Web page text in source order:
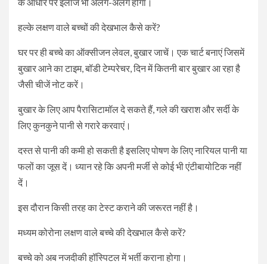
के आधार पर इलाज भी अलग-अलग होगा।
हल्के लक्षण वाले बच्चों की देखभाल कैसे करें?
घर पर ही बच्चे का ऑक्सीजन लेवल, बुखार जाचें। एक चार्ट बनाएं जिसमें
बुखार आने का टाइम, बॉडी टेम्परेचर, दिन में कितनी बार बुखार आ रहा है
जैसी चीजें नोट करें।
बुखार के लिए आप पैरासिटामॉल दे सकते हैं, गले की खराश और सर्दी के
लिए कुनकुने पानी से गरारे करवाएं।
दस्त से पानी की कमी हो सकती है इसलिए पोषण के लिए नारियल पानी या
फलों का जूस दें। ध्यान रहे कि अपनी मर्जी से कोई भी एंटीबायोटिक नहीं
दें।
इस दौरान किसी तरह का टेस्ट कराने की जरूरत नहीं है।
मध्यम कोरोना लक्षण वाले बच्चे की देखभाल कैसे करें?
बच्चे को अब नजदीकी हॉस्पिटल में भर्ती कराना होगा।